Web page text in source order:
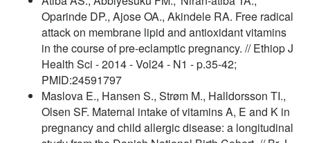
Oparinde DP., Ajose OA., Akindele RA. Free radical
attack on membrane lipid and antioxidant vitamins
in the course of pre-eclamptic pregnancy. // Ethiop J
Health Sci - 2014 - Vol24 - N1 - p.35-42;
PMID:24591797
Maslova E., Hansen S., Strøm M., Halldorsson TI.,
Olsen SF. Maternal intake of vitamins A, E and K in
pregnancy and child allergic disease: a longitudinal